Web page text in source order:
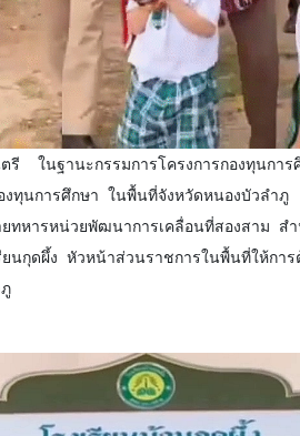
องทุนการศึกษา ในพื้นที่จังหวัดหนองบัวล
หารหน่วยพัฒนาการเคลื่อนที่สองสาม
นกุดผึ้ง หัวหน้าส่วนราชการในพื้นที่ให้กา